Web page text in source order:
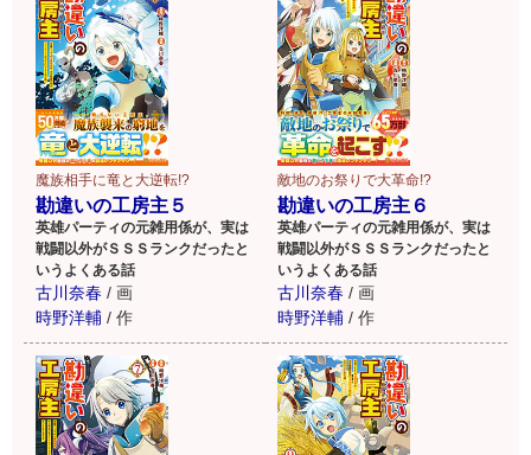
魔族相手に竜と大逆転!?
勘違いの工房主５
英雄パーティの元雑用係が、実は
戦闘以外がＳＳＳランクだったと
いうよくある話
古川奈春 / 画
時野洋輔 / 作
敵地のお祭りで大革命!?
勘違いの工房主６
英雄パーティの元雑用係が、実は
戦闘以外がＳＳＳランクだったと
いうよくある話
古川奈春 / 画
時野洋輔 / 作